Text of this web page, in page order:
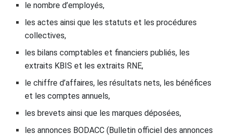
le nombre d’employés,
les actes ainsi que les statuts et les procédures
collectives,
les bilans comptables et financiers publiés, les
extraits KBIS et les extraits RNE,
le chiffre d’affaires, les résultats nets, les bénéfices
et les comptes annuels,
les brevets ainsi que les marques déposées,
les annonces BODACC (Bulletin officiel des annonces